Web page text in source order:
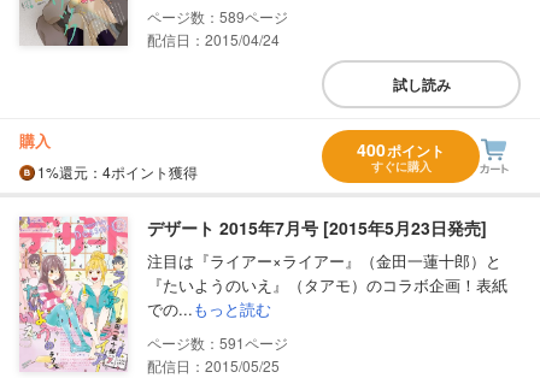
589
配信日：2015/04/24
試し読み
購入
1%還元 ：4ポイント獲得
400ポイント
すぐに購入
デザート 2015年7月号 [2015年5月23日発売]
注目は『ライアー×ライアー』（金田一蓮十郎）と
『たいようのいえ』（タアモ）のコラボ企画！表紙
での...もっと読む
591
配信日：2015/05/25